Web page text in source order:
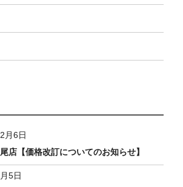
月6日
店【価格改訂についてのお知らせ】
5日